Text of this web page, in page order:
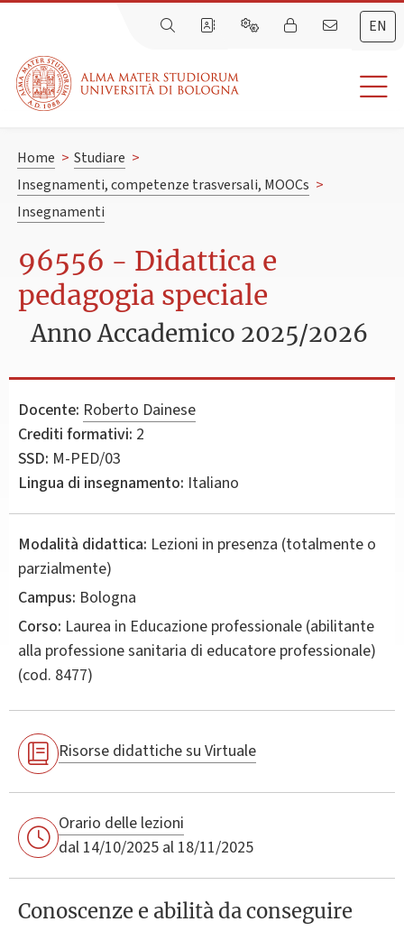
EN
Home > Studiare >
Insegnamenti, competenze trasversali, MOOCs >
Insegnamenti
96556 - Didattica e
pedagogia speciale
Anno Accademico 2025/2026
Docente: Roberto Dainese
Crediti formativi: 2
SSD: M-PED/03
Lingua di insegnamento: Italiano
Modalità didattica: Lezioni in presenza (totalmente o
parzialmente)
Campus: Bologna
Corso: Laurea in Educazione professionale (abilitante
alla professione sanitaria di educatore professionale)
(cod. 8477)
Risorse didattiche su Virtuale
Orario delle lezioni
dal 14/10/2025 al 18/11/2025
Conoscenze e abilità da conseguire